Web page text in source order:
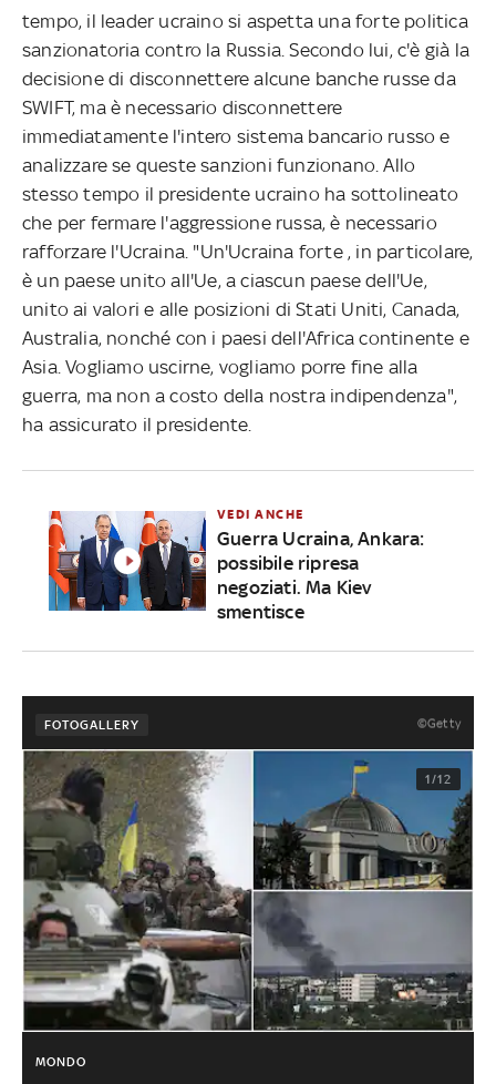
tempo, il leader ucraino si aspetta una forte politica
sanzionatoria contro la Russia. Secondo lui, c'è già la
decisione di disconnettere alcune banche russe da
SWIFT, ma è necessario disconnettere
immediatamente l'intero sistema bancario russo e
analizzare se queste sanzioni funzionano. Allo
stesso tempo il presidente ucraino ha sottolineato
che per fermare l'aggressione russa, è necessario
rafforzare l'Ucraina. "Un'Ucraina forte , in particolare,
è un paese unito all'Ue, a ciascun paese dell'Ue,
unito ai valori e alle posizioni di Stati Uniti, Canada,
Australia, nonché con i paesi dell'Africa continente e
Asia. Vogliamo uscirne, vogliamo porre fine alla
guerra, ma non a costo della nostra indipendenza",
ha assicurato il presidente.
VEDI ANCHE
Guerra Ucraina, Ankara:
possibile ripresa
negoziati. Ma Kiev
smentisce
FOTOGALLERY ©Getty
1/12
MONDO